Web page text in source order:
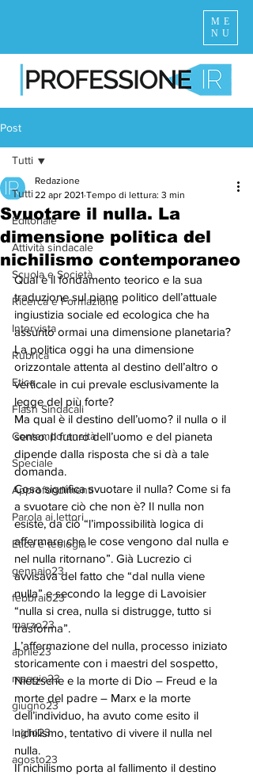
ME
NU
Post
Tutti
Editoriale
Attività sindacale
Scuola e Società
Ricerca e Formazione
Intervista
Rubrica
Etica
Flash Sindacali
Contemporaneità
Speciale
Approfondimenti
Parola ai lettori
Etica e teologia
gennaio23
febbraio23
marzo23
aprile23
maggio23
giugno23
luglio23
agosto23
Tutti
Svuotare il nulla. La
dimensione politica del
nichilismo contemporaneo
Redazione
22 apr 2021 Tempo di lettura: 3 min
Qual è il fondamento teorico e la sua
traduzione sul piano politico dell’attuale
ingiustizia sociale ed ecologica che ha
assunto ormai una dimensione planetaria?
La politica oggi ha una dimensione
orizzontale attenta al destino dell’altro o
verticale in cui prevale esclusivamente la
legge del più forte?
Ma qual è il destino dell’uomo? il nulla o il
senso. Il futuro dell’uomo e del pianeta
dipende dalla risposta che si dà a tale
domanda.
Cosa significa svuotare il nulla? Come si fa
a svuotare ciò che non è? Il nulla non
esiste, da ciò “l’impossibilità logica di
affermare che le cose vengono dal nulla e
nel nulla ritornano”. Già Lucrezio ci
avvisava del fatto che “dal nulla viene
nulla” e secondo la legge di Lavoisier
“nulla si crea, nulla si distrugge, tutto si
trasforma”.
L’affermazione del nulla, processo iniziato
storicamente con i maestri del sospetto,
Nietzsche e la morte di Dio – Freud e la
morte del padre – Marx e la morte
dell’individuo, ha avuto come esito il
nichilismo, tentativo di vivere il nulla nel
nulla.
Il nichilismo porta al fallimento il destino